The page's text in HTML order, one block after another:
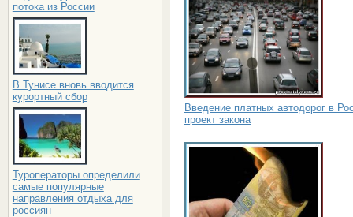
потока из России
В Тунисе вновь вводится
курортный сбор
Туроператоры определили
самые популярные
направления отдыха для
россиян
Введение платных автодорог в
проект закона